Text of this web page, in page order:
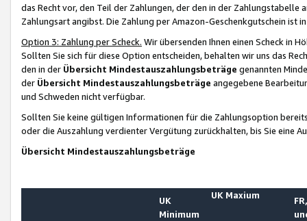
das Recht vor, den Teil der Zahlungen, der den in der
Zahlungsart angibst. Die Zahlung per Amazon-Geschenkgutschein ist
Option 3: Zahlung per Scheck. Wir übersenden Ihnen einen Scheck in
Sollten Sie sich für diese Option entscheiden, behalten wir uns das
den in der Übersicht Mindestauszahlungsbeträge genannten
der Übersicht Mindestauszahlungsbeträge angegebene
und Schweden nicht verfügbar.
Sollten Sie keine gültigen Informationen für die Zahlungsoption
oder die Auszahlung verdienter Vergütung zurückhalten, bis Sie
Übersicht Mindestauszahlungsbeträge
UK
Minimum
UK Maxium